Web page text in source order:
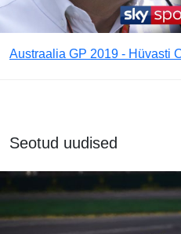
Austraalia GP 2019 - Hüvasti
Seotud uudised